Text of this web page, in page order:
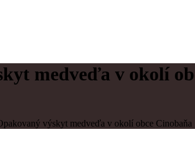
medveďa v okolí
výskyt medveďa v okolí obce Cinobaňa